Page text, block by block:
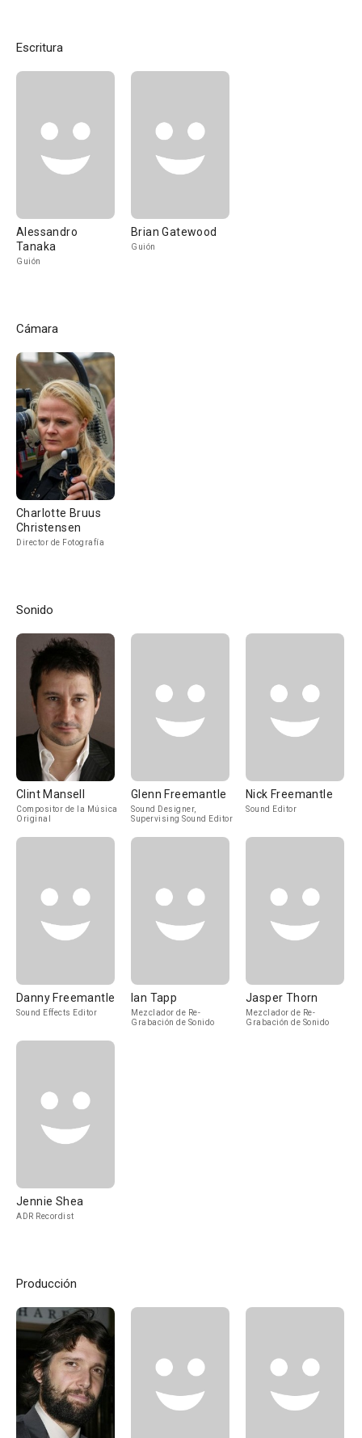
Escritura
Alessandro
Tanaka
Guión
Brian Gatewood
Guión
Cámara
Charlotte Bruus
Christensen
Director de Fotografía
Sonido
Clint Mansell
Compositor de la Música
Original
Glenn Freemantle
Sound Designer,
Supervising Sound Editor
Nick Freemantle
Sound Editor
Danny Freemantle
Sound Effects Editor
Ian Tapp
Mezclador de Re-
Grabación de Sonido
Jasper Thorn
Mezclador de Re-
Grabación de Sonido
Jennie Shea
ADR Recordist
Producción